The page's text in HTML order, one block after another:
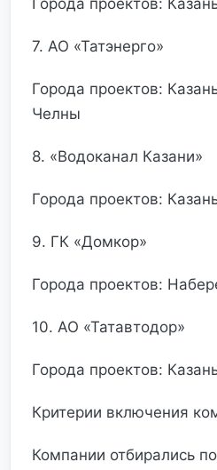
Города проектов:
7. АО «Татэнерго»
Города проектов:
Челны
8. «Водоканал Казани»
Города проектов:
9. ГК «Домкор»
Города проектов:
10. АО «Татавтодор»
Города проектов:
Критерии включения
Компании отбирались